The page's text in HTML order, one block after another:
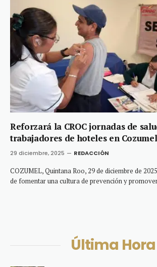
Reforzará la CROC jornadas de
trabajadores de hoteles en Cozumel
29 diciembre, 2025 REDACCIÓN
COZUMEL, Quintana Roo, 29 de diciembre de
de fomentar una cultura de prevención y
Última Hora